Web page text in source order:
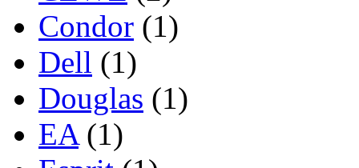
Condor (1)
Dell (1)
Douglas (1)
EA(1)